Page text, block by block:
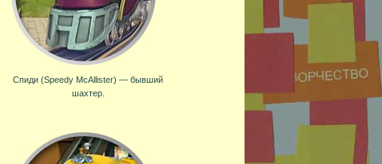
Спиди (Speedy McAllister) — бывший
шахтер.